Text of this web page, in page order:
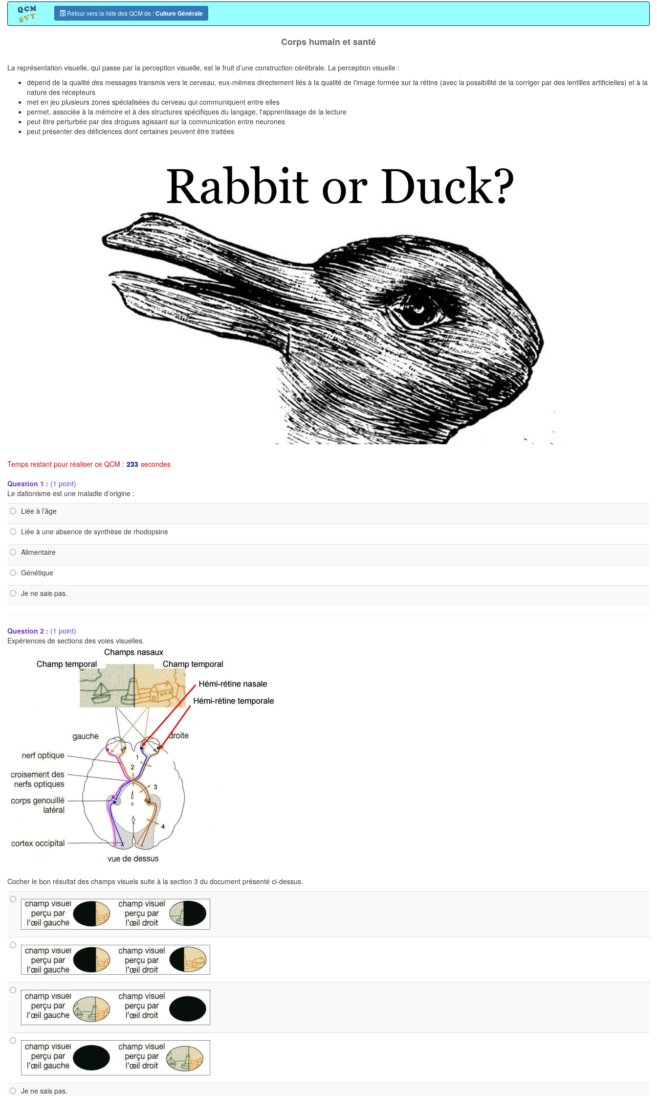
Retour vers la liste des QCM de :Culture Générale
Corps humain et santé
La représentation visuelle, qui passe par la perception visuelle, est le fruit d’une construction cérébrale. La perception visuelle :
dépend de la qualité des messages transmis vers le cerveau, eux-mêmes directement liés à la qualité de l'image formée sur la rétine (avec la possibilité de la corriger par des lentilles artificielles) et à la
nature des récepteurs
met en jeu plusieurs zones spécialisées du cerveau qui communiquent entre elles
permet, associée à la mémoire et à des structures spécifiques du langage, l'apprentissage de la lecture
peut être perturbée par des drogues agissant sur la communication entre neurones
peut présenter des déficiences dont certaines peuvent être traitées
Temps restant pour réaliser ce QCM : 232 secondes
Question 1 : (1 point)
Le daltonisme est une maladie d’origine :
Liée à l’âge
Liée à une absence de synthèse de rhodopsine
Alimentaire
Génétique
Je ne sais pas.
Question 2 : (1 point)
Expériences de sections des voies visuelles.
Cocher le bon résultat des champs visuels suite à la section 3 du document présenté ci-dessus.
Je ne sais pas.